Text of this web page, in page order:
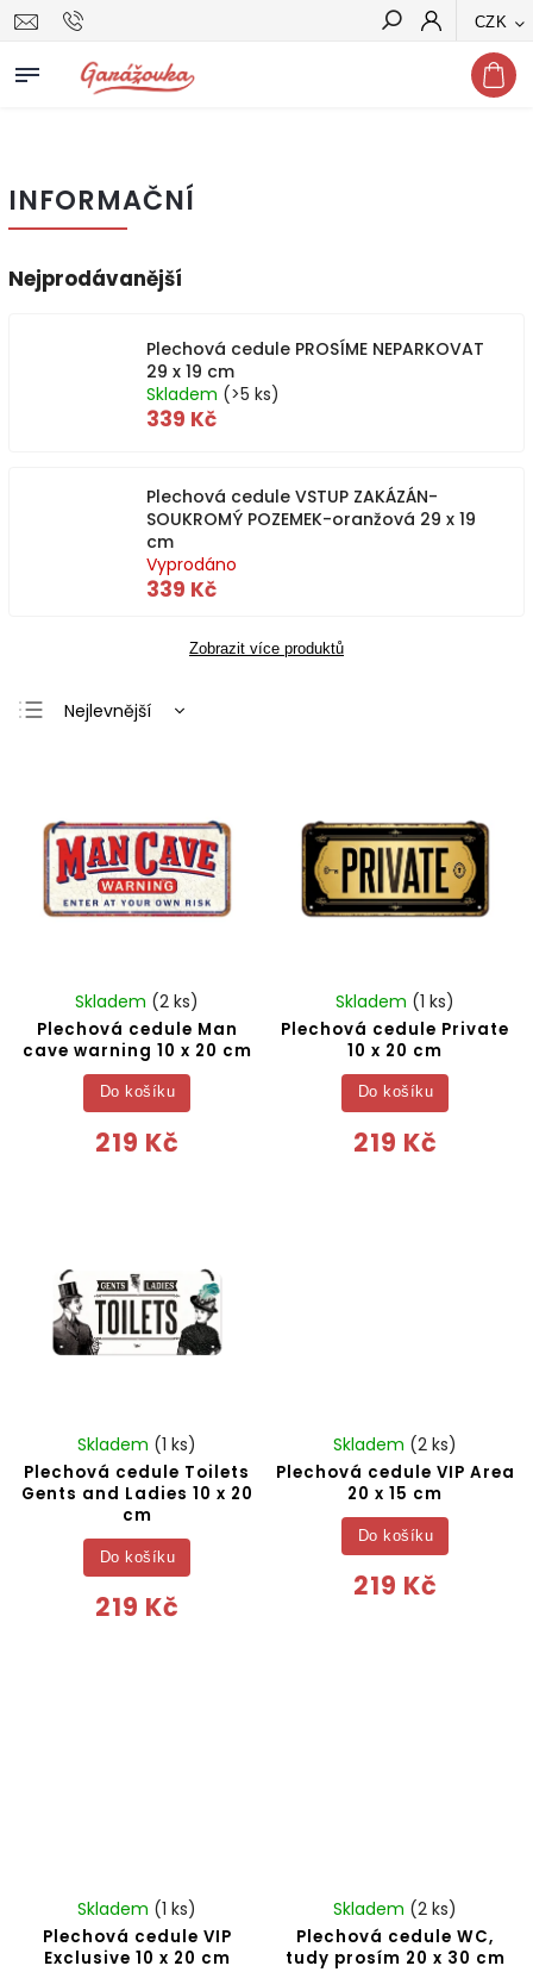
CZK
Hledat
INFORMAČNÍ
Nejprodávanější
Plechová cedule PROSÍME NEPARKOVAT
29 x 19 cm
Skladem (>5 ks)
339 Kč
Plechová cedule VSTUP ZAKÁZÁN-
SOUKROMÝ POZEMEK-oranžová 29 x 19
cm
Vyprodáno
339 Kč
Zobrazit více produktů
Nejlevnější
Abecedně
Plechová cedule Man
cave warning 10 x 20 cm
Skladem (2 ks)
219 Kč
Do košíku
Plechová cedule Private
10 x 20 cm
Skladem (1 ks)
219 Kč
Do košíku
Plechová cedule Toilets
Gents and Ladies 10 x 20
cm
Skladem (1 ks)
219 Kč
Do košíku
Plechová cedule VIP Area
20 x 15 cm
Skladem (2 ks)
219 Kč
Do košíku
Plechová cedule VIP
Exclusive 10 x 20 cm
Skladem (1 ks)
Plechová cedule WC,
tudy prosím 20 x 30 cm
Skladem (2 ks)